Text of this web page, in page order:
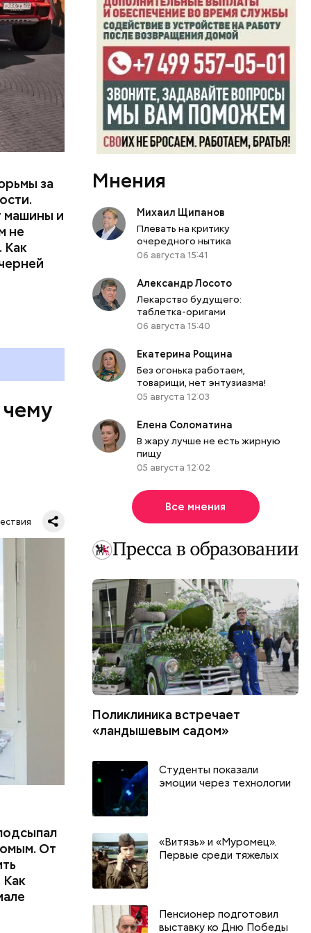
за
машины и
не
Как
От
в
сын
Мнения
Михаил Щипанов
Плевать на критику
очередного нытика
06 августа 15:41
Александр Лосото
Лекарство будущего:
таблетка-оригами
06 августа 15:40
Екатерина Рощина
Без огонька работаем,
товарищи, нет энтузиазма!
05 августа 12:03
Елена Соломатина
В жару лучше не есть жирную
пищу
05 августа 12:02
Все мнения
Поликлиника встречает
«ландышевым садом»
Студенты показали
эмоции через технологии
«Витязь» и «Муромец».
Первые среди тяжелых
Пенсионер подготовил
выставку ко Дню Победы